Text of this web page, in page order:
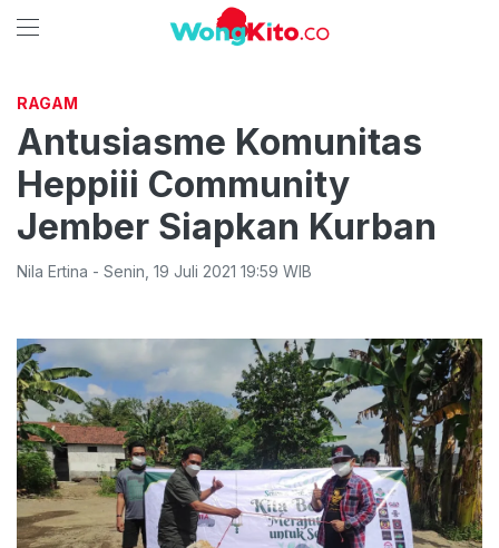
RAGAM
Antusiasme Komunitas
Heppiii Community
Jember Siapkan Kurban
Nila Ertina - Senin 19 Juli 2021 19:59 WIB